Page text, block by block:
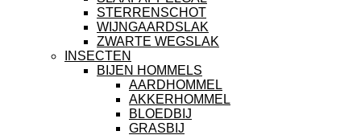
STERRENSCHOT
WIJNGAARDSLAK
ZWARTE WEGSLAK
INSECTEN
BIJEN HOMMELS
AARDHOMMEL
AKKERHOMMEL
BLOEDBIJ
GRASBIJ